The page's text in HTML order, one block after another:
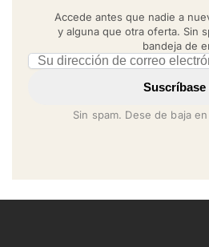
Accede antes que nadie a
y alguna que otra oferta. Sin
bandeja de
Email address
Suscríbase
Sin spam. Dese de baja